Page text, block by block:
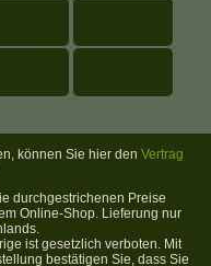
können Sie hier den Vertrag
durchgestrichenen Preise
Online-Shop. Lieferung nur
ist gesetzlich verboten. Mit
bestätigen Sie, dass Sie